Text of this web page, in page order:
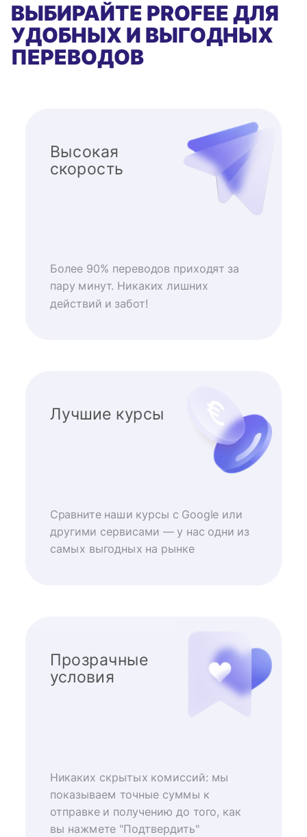
ВЫБИРАЙТЕ PROFEE ДЛЯ
УДОБНЫХ И ВЫГОДНЫХ
ПЕРЕВОДОВ
Высокая
скорость
Более 90% переводов приходят за
пару минут. Никаких лишних
действий и забот!
Лучшие курсы
Сравните наши курсы с Google или
другими сервисами — у нас одни из
самых выгодных на рынке
Прозрачные
условия
Никаких скрытых комиссий: мы
показываем точные суммы к
отправке и получению до того, как
вы нажмете "Подтвердить"